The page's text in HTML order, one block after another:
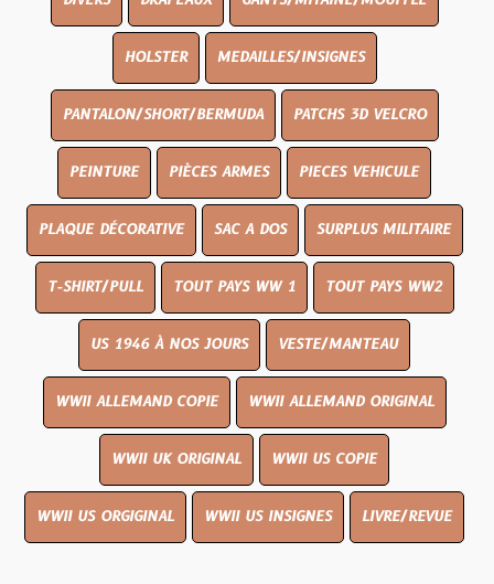
HOLSTER MEDAILLES/INSIGNES
PANTALON/SHORT/BERMUDA PATCHS 3D VELCRO
PEINTURE PIÈCES ARMES PIECES VEHICULE
PLAQUE DÉCORATIVE SAC A DOS SURPLUS MILITAIRE
T-SHIRT/PULL TOUT PAYS WW 1 TOUT PAYS WW2
US 1946 À NOS JOURS VESTE/MANTEAU
WWII ALLEMAND COPIE WWII ALLEMAND ORIGINAL
WWII UK ORIGINAL WWII US COPIE
WWII US ORGIGINAL WWII US INSIGNES LIVRE/REVUE